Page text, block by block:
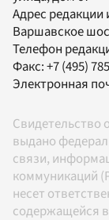
Адрес редакции
Варшавское
Телефон
Факс:+7 (495)
Электронная
Свидетельство
выдано
связи,
коммуникаций
несет
содержащейся